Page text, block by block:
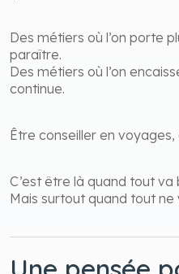
Des métiers où l’on porte
paraître.
Des métiers où l’on
continue.
Être conseiller en voyages,
C’est être là quand tout va
Mais surtout quand tout ne